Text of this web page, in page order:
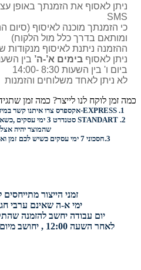
ניתן לאסוף את הזמנתך באופן
SMS
ומותאם בדרך כלל מול הלקוח)
ההזמנה ניתנת לאיסוף מנקודות
ניתן לאסוף בימים א’-ה’ בין השעות
ביום ו' בין השעות 8:30 -14:00
לא ניתן לאחד משלוחים והזמנות
כמה זמן לוקח לנו לייצר? כמה זמן
1.
EXPRESS- אקספרס צרו איתנו קשר
2.
STANDART
סטנדרט 3 ימי
שהמוצר יהיה
3. חסכוני7 ימי עסקים כשיש לכם זמן ואתם רוצים
זמני הייצור
ימי א-ה שאינם ערבי
יום עבודה יחשב להזמנה
לאחר השעה 12:00 , יחושב מיום העבודה הראשון שלאחריו.